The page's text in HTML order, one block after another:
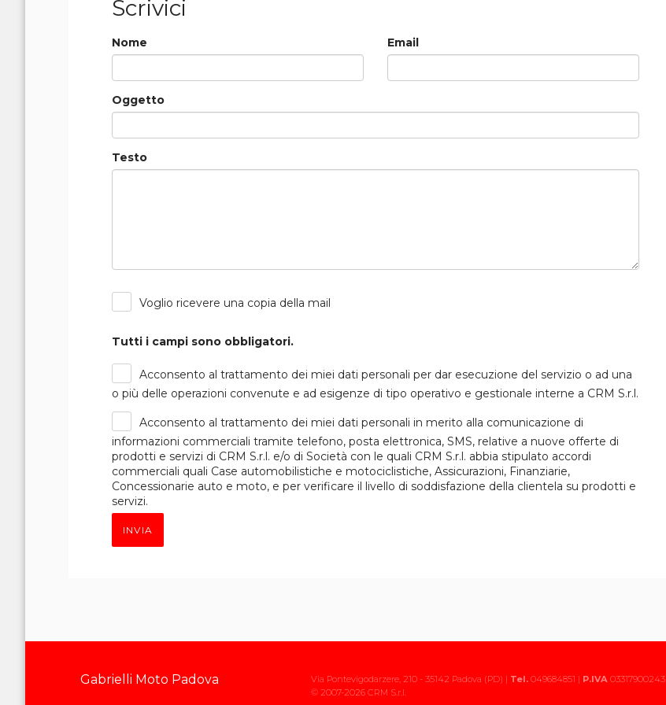
Scrivici
Nome Email
Oggetto
Testo
Voglio ricevere una copia della mail
Tutti i campi sono obbligatori.
Acconsento al trattamento dei miei dati personali per dar esecuzione del servizio o ad una
o più delle operazioni convenute e ad esigenze di tipo operativo e gestionale interne a CRM S.r.l.
Acconsento al trattamento dei miei dati personali in merito alla comunicazione di
informazioni commerciali tramite telefono, posta elettronica, SMS, relative a nuove offerte di
prodotti e servizi di CRM S.r.l. e/o di Società con le quali CRM S.r.l. abbia stipulato accordi
commerciali quali Case automobilistiche e motociclistiche, Assicurazioni, Finanziarie,
Concessionarie auto e moto, e per verificare il livello di soddisfazione della clientela su prodotti e
servizi.
INVIA
Gabrielli Moto Padova Via Pontevigodarzere, 210 - 35142 Padova (PD) | Tel.049684851 | P.IVA03317900243
© 2007-2026 CRM S.r.l.